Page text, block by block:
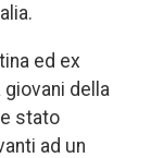
ed ex
della
stato
ad un